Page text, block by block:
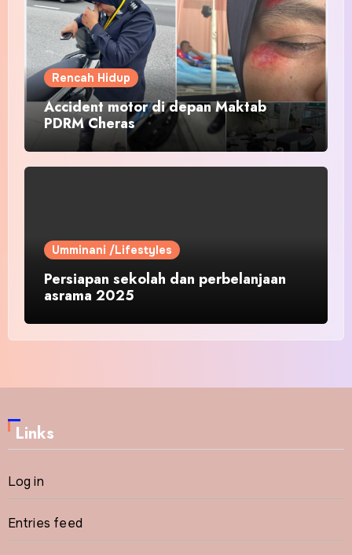
Rencah Hidup
Accident motor di depan Maktab
PDRM Cheras
Umminani /Lifestyles
Persiapan sekolah dan perbelanjaan
asrama 2025
Links
Log in
Entries feed